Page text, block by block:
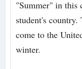
"Summer" in this
student's
come to the
winter.